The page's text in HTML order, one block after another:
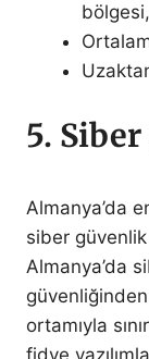
5.
Almanya’da
siber
Almanya’da
ortamıyla
fidye